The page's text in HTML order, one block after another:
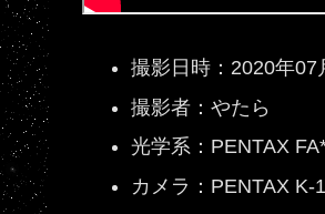
撮影日時：2020年07
撮影者：やたら
光学系：PENTAX
カメラ：PENTAX K-